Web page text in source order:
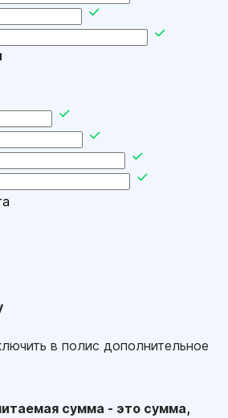
в полис дополнительное
сумма - это сумма,